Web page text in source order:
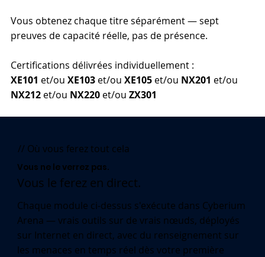
Vous obtenez chaque titre séparément — sept
preuves de capacité réelle, pas de présence.
Certifications délivrées individuellement :
XE101 et/ou XE103et/ou XE105et/ou NX201 et/ou
NX212et/ou NX220et/ou ZX301
// Où vous ferez tout cela
Vous ne le verrez pas.
Vous le ferez en direct.
Chaque module ci-dessus s'exécute dans Cyberium
Arena — vrais outils sur de vrais nœuds, déployés
sur Internet en direct, avec du renseignement sur
les menaces en temps réel dès votre première